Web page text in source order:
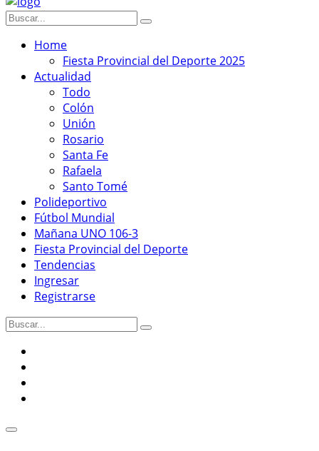
Home
Fiesta Provincial del Deporte 2025
Actualidad
Todo
Colón
Unión
Rosario
Santa Fe
Rafaela
Santo Tomé
Polideportivo
Fútbol Mundial
Mañana UNO 106-3
Fiesta Provincial del Deporte
Tendencias
Ingresar
Registrarse